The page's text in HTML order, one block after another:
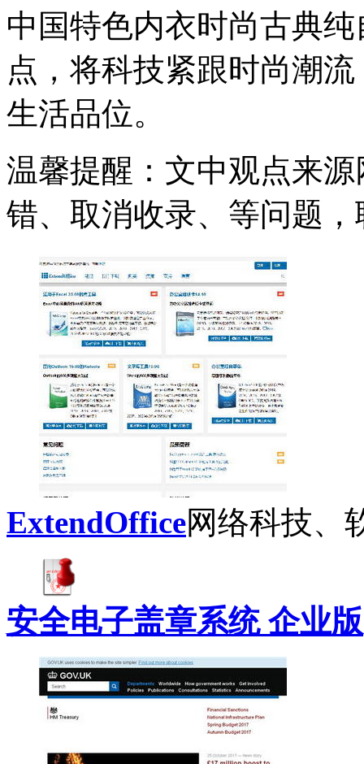
中国特色内衣时尚古典
点，将科技紧跟时尚潮
生活品位。
温馨提醒：文中观点来
错、取消收录、等问题
ExtendOffice网络科技、
安全电子盖章系统 企业版